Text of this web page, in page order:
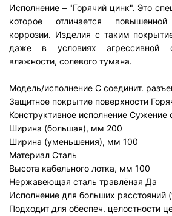
Исполнение – "Горячий цинк". Это
которое отличается
коррозии. Изделия с таким
даже в условиях агрессивной
влажности, солевого тумана.
Модель/исполнение С соединит.
Защитное покрытие поверхности
Конструктивное исполнение Сужение
Ширина (большая), мм 200
Ширина (уменьшения), мм 100
Материал Сталь
Высота кабельного лотка, мм 100
Нержавеющая сталь травлёная Да
Исполнение для больших расстояний
Подходит для обеспеч. целостности